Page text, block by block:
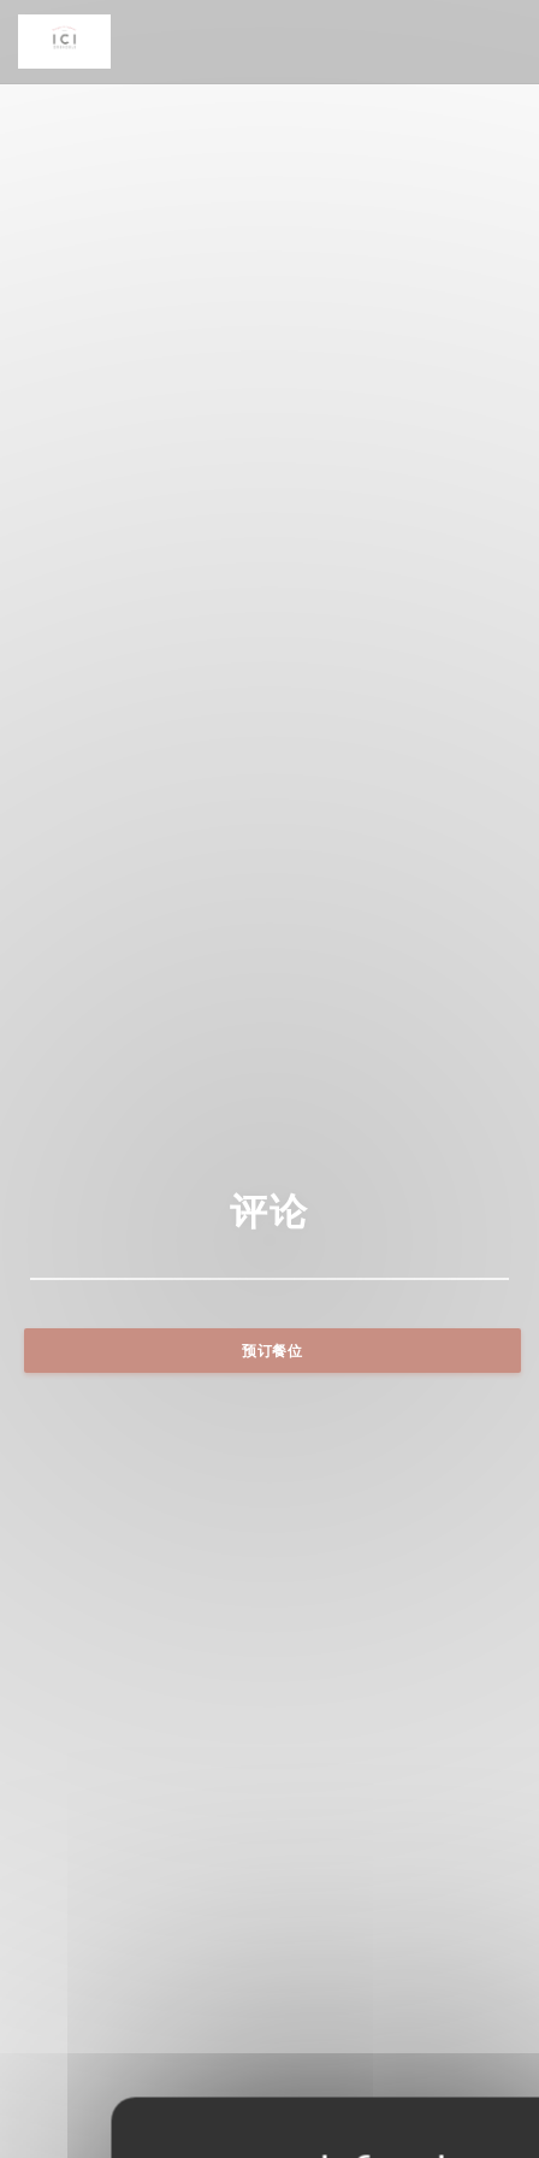
Cookie管理面板
评论
预订餐位